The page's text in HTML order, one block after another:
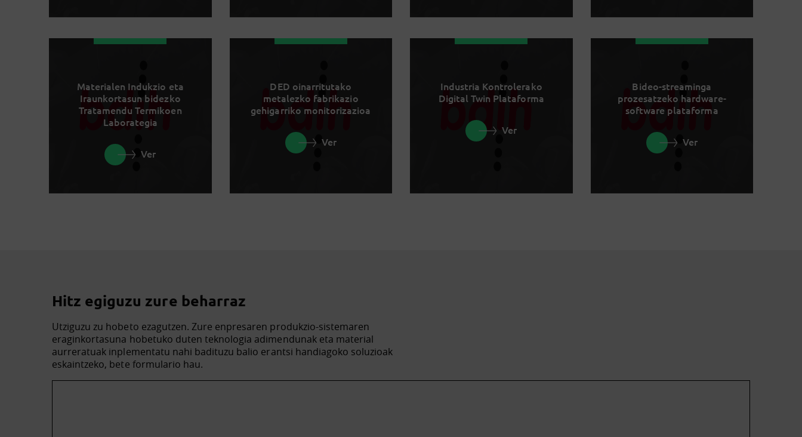
Materialen Indukzio eta
Iraunkortasun bidezko
Tratamendu Termikoen
Laborategia
Ver
DED oinarritutako
metalezko fabrikazio
gehigarriko monitorizazioa
Ver
Industria Kontrolerako
Digital Twin Plataforma
Ver
Bideo-streaminga
prozesatzeko hardware-
software plataforma
Ver
Hitz egiguzu zure beharraz
Utziguzu zu hobeto ezagutzen. Zure enpresaren produkzio-sistemaren
eraginkortasuna hobetuko duten teknologia adimendunak eta material
aurreratuak inplementatu nahi badituzu balio erantsi handiagoko soluzioak
eskaintzeko, bete formulario hau.